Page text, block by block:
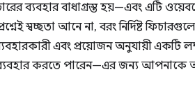
ব্যবহার বাধাগ্রস্ত হয়—এবং এটি
স্বচ্ছতা আনে না, বরং নির্দিষ্ট
এবং প্রয়োজন অনুযায়ী একটি
ব্যবহার করতে পারেন—এর জন্য